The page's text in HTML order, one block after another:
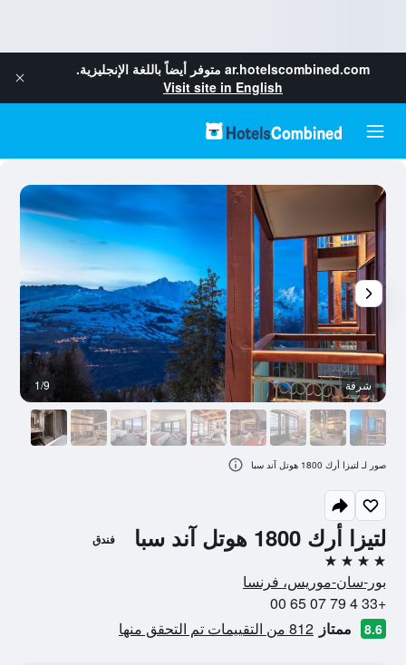
ar.hotelscombined.com متوفر أيضاً باللغة الإنجليزية.
Visit site in English
لتيزا أرك 1800 هوتل آند سبا فندق
4 نجوم
بور-سان-موريس، فرنسا
+33 4 79 07 65 00
8.6 ممتاز 812 من التقييمات تم التحقق منها
شرفة 1/9
صور لـ لتيزا أرك 1800 هوتل آند سبا